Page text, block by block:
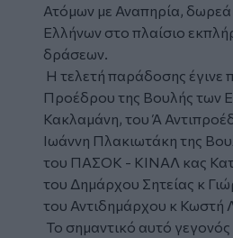
Ατόμων με Αναπηρία,
Ελλήνων στο πλαίσιο
δράσεων.
Η τελετή παράδοσης έγινε
Προέδρου της Βουλής των
Κακλαμάνη, του Ά
Ιωάννη Πλακιωτάκη της
του ΠΑΣΟΚ - ΚΙΝΑΛ κας
του Δημάρχου Σητείας κ
του Αντιδημάρχου κ Κωστή
Το σημαντικό αυτό γεγονός